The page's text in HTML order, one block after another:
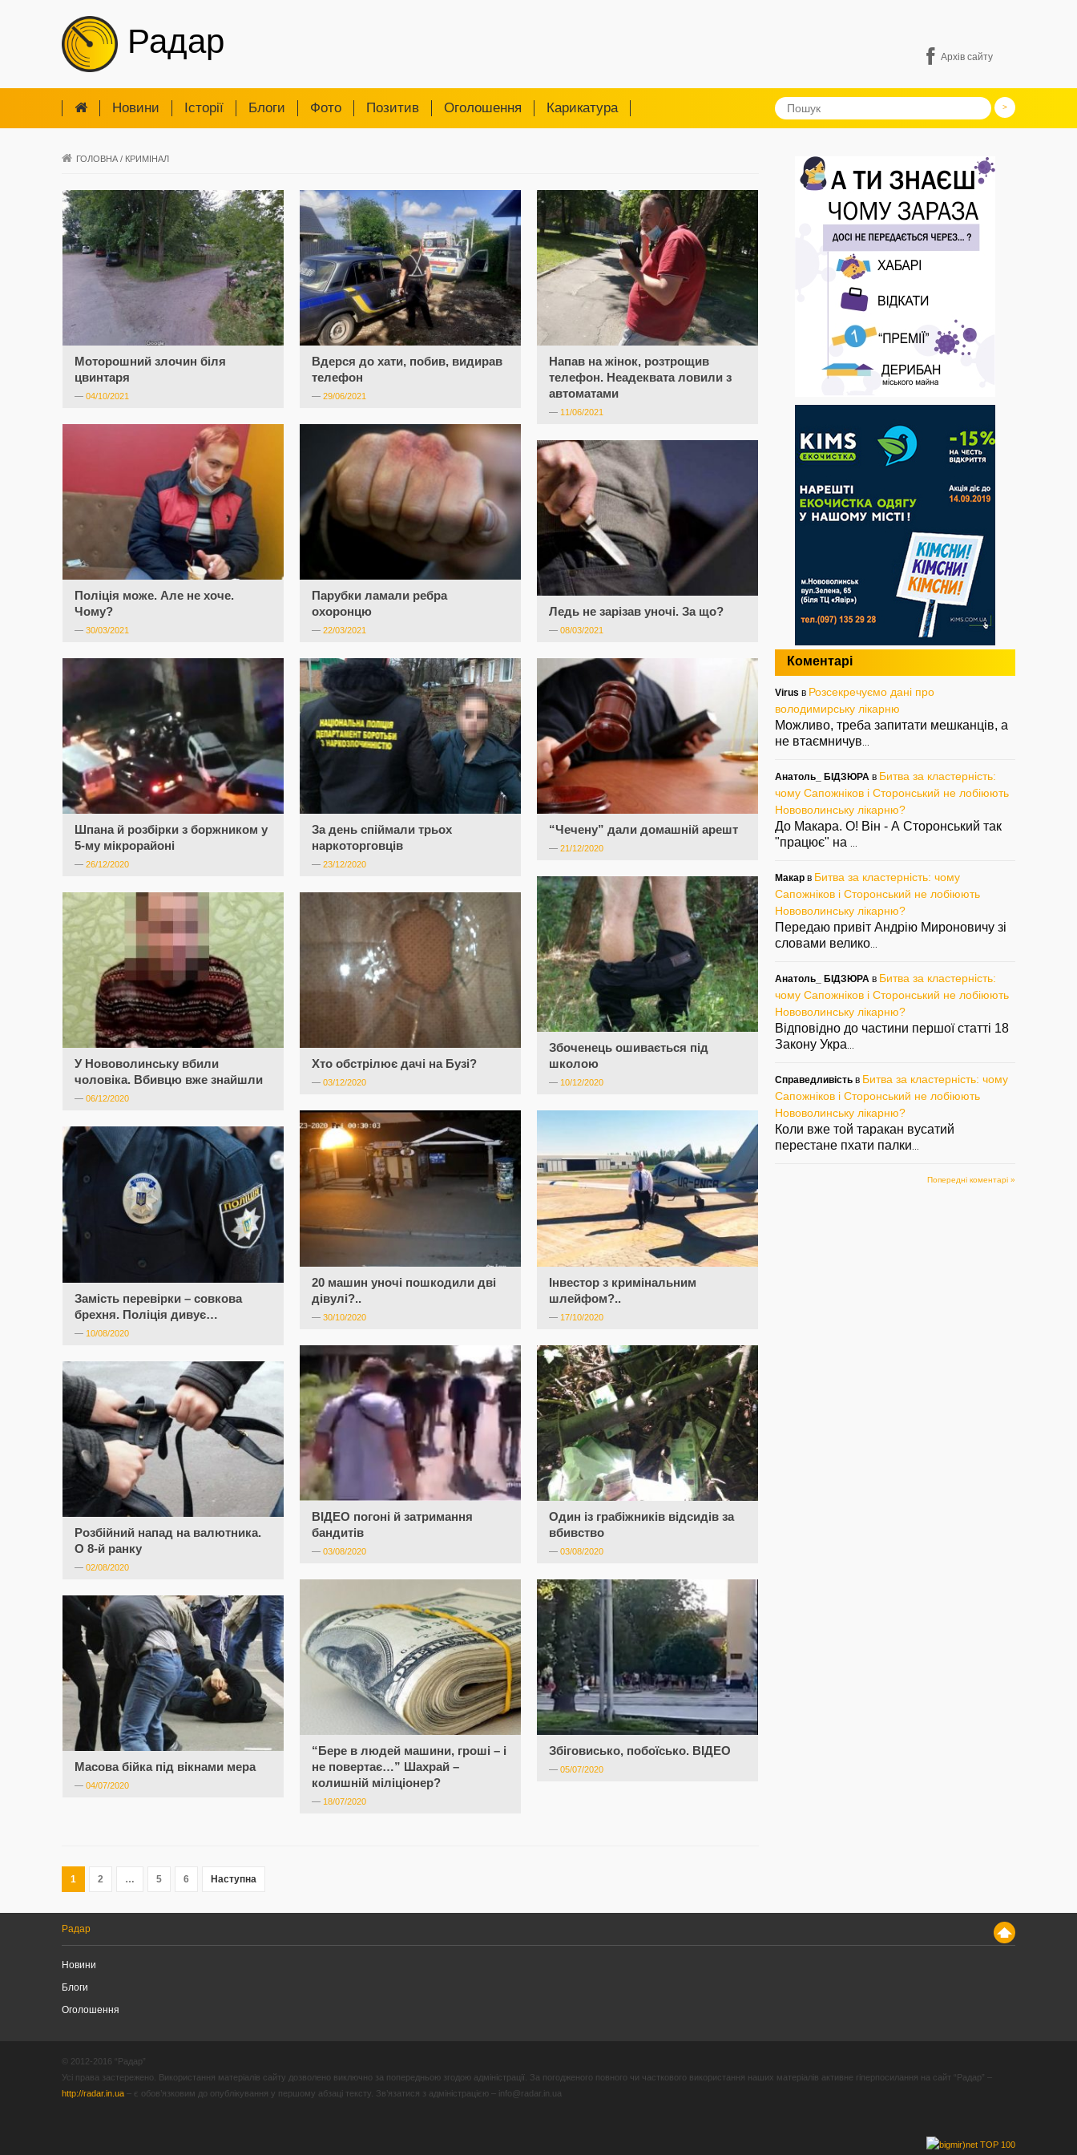
Радар Архів сайту
Новини Iсторії Блоги Фото Позитив Оголошення Карикатура
ГОЛОВНА / КРИМІНАЛ
Моторошний злочин біля
цвинтаря
— 04/10/2021
Вдерся до хати, побив, видирав
телефон
— 29/06/2021
Напав на жінок, розтрощив
телефон. Неадеквата ловили з
автоматами
— 11/06/2021
Поліція може. Але не хоче.
Чому?
— 30/03/2021
Парубки ламали ребра
охоронцю
— 22/03/2021
Ледь не зарізав уночі. За що?
— 08/03/2021
Шпана й розбірки з боржником у
5-му мікрорайоні
— 26/12/2020
За день спіймали трьох
наркоторговців
— 23/12/2020
“Чечену” дали домашній арешт
— 21/12/2020
Збоченець ошивається під
школою
— 10/12/2020
У Нововолинську вбили
чоловіка. Вбивцю вже знайшли
— 06/12/2020
Хто обстрілює дачі на Бузі?
— 03/12/2020
20 машин уночі пошкодили дві
дівулі?..
— 30/10/2020
Інвестор з кримінальним
шлейфом?..
— 17/10/2020
Замість перевірки – совкова
брехня. Поліція дивує…
— 10/08/2020
ВІДЕО погоні й затримання
бандитів
— 03/08/2020
Один із грабіжників відсидів за
вбивство
— 03/08/2020
Розбійний напад на валютника.
О 8-й ранку
— 02/08/2020
“Бере в людей машини, гроші – і
не повертає…” Шахрай –
колишній міліціонер?
— 18/07/2020
Збіговисько, побоїсько. ВІДЕО
— 05/07/2020
Масова бійка під вікнами мера
— 04/07/2020
1 2 … 5 6 Наступна
Коментарі
Virus в Розсекречуємо дані про
володимирську лікарню
Можливо, треба запитати мешканців, а
не втаємничув
Анатоль_ БІДЗЮРА в Битва за кластерність:
чому Сапожніков і Сторонський не лобіюють
Нововолинську лікарню?
До Макара. О! Він - А Сторонський так
"працює" на
Макар в Битва за кластерність: чому
Сапожніков і Сторонський не лобіюють
Нововолинську лікарню?
Передаю привіт Андрію Мироновичу зі
словами велико
Анатоль_ БІДЗЮРА в Битва за кластерність:
чому Сапожніков і Сторонський не лобіюють
Нововолинську лікарню?
Відповідно до частини першої статті 18
Закону Укра
Справедливість в Битва за кластерність: чому
Сапожніков і Сторонський не лобіюють
Нововолинську лікарню?
Коли вже той таракан вусатий
перестане пхати палки
Попередні коментарі »
Радар
Новини
Блоги
Оголошення
© 2012-2016 “Радар”
Усі права застережено. Використання матеріалів сайту дозволено виключно за попередньою згодою адміністрації. За погодженого повного чи часткового використання наших матеріалів активне гіперпосилання на сайт “Радар” –
http://radar.in.ua – є обов’язковим до опублікування у першому абзаці тексту. Зв’язатися з адміністрацією – info@radar.in.ua